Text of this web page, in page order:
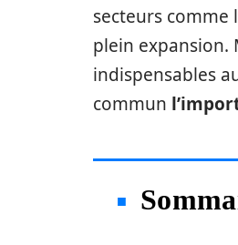
secteurs
plein expansion.
indispensables
commun